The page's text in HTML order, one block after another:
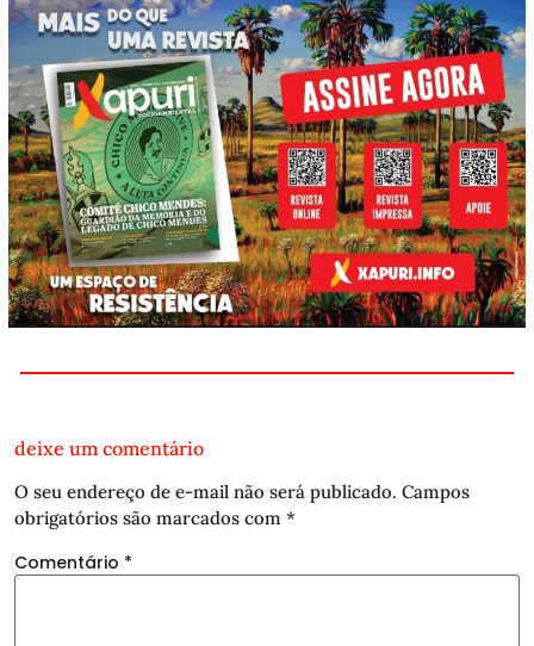
deixe um comentário
O seu endereço de e-mail não será publicado. Campos
obrigatórios são marcados com *
Comentário *